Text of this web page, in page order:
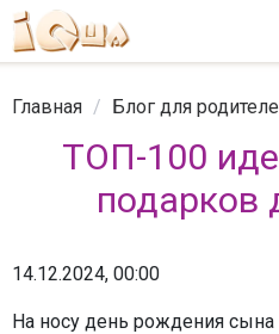
Главная / Блог для
ТОП-100
подарков
14.12.2024, 00:00
На носу день рождения